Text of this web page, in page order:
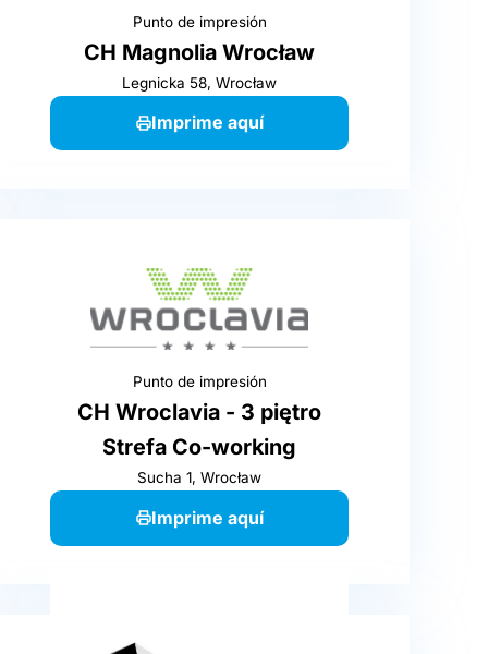
Punto de impresión
CH Magnolia Wrocław
Legnicka 58, Wrocław
Imprime aquí
Punto de impresión
CH Wroclavia - 3 piętro
Strefa Co-working
Sucha 1, Wrocław
Imprime aquí